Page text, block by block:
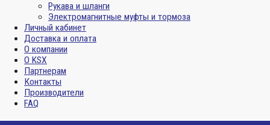
Рукава и шланги
Электромагнитные муфты и тормоза
Личный кабинет
Доставка и оплата
О компании
О KSX
Партнерам
Контакты
Производители
FAQ